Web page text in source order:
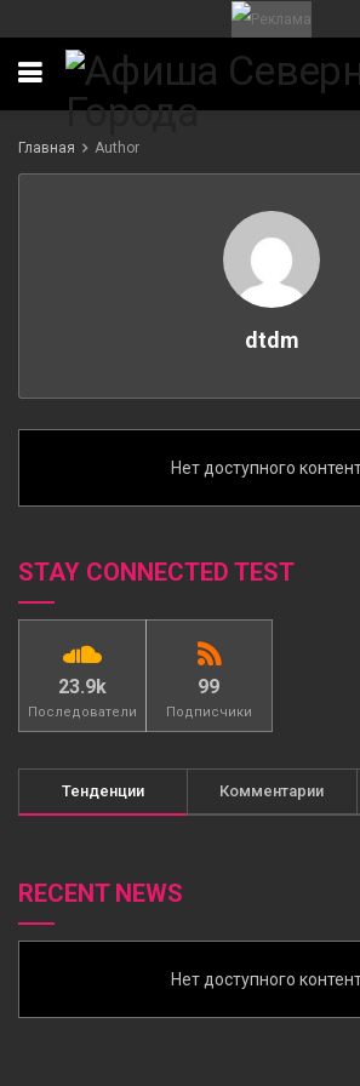
Главная Author
dtdm
Нет доступного
STAY CONNECTED TEST
23.9k
Последователи
99
Подписчики
Тенденции Комментарии
RECENT NEWS
Нет доступного